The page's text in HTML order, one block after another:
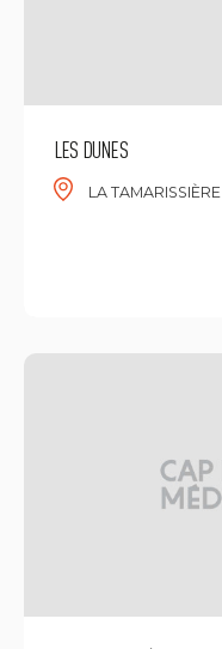
LES DUNES
LA TAMARISSIÈRE